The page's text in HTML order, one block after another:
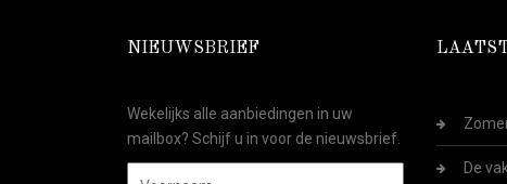
NIEUWSBRIEF
Wekelijks alle aanbiedingen in uw
mailbox? Schijf u in voor de nieuwsbrief.
De